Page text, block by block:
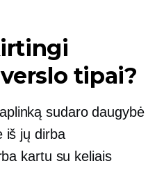
tipai?
sudaro daugybė
iš jų dirba
kartu su keliais